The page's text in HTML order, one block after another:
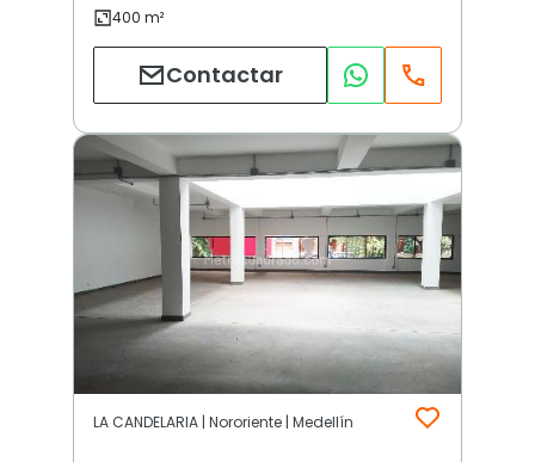
Contactar
LA CANDELARIA | Nororiente | Medellín